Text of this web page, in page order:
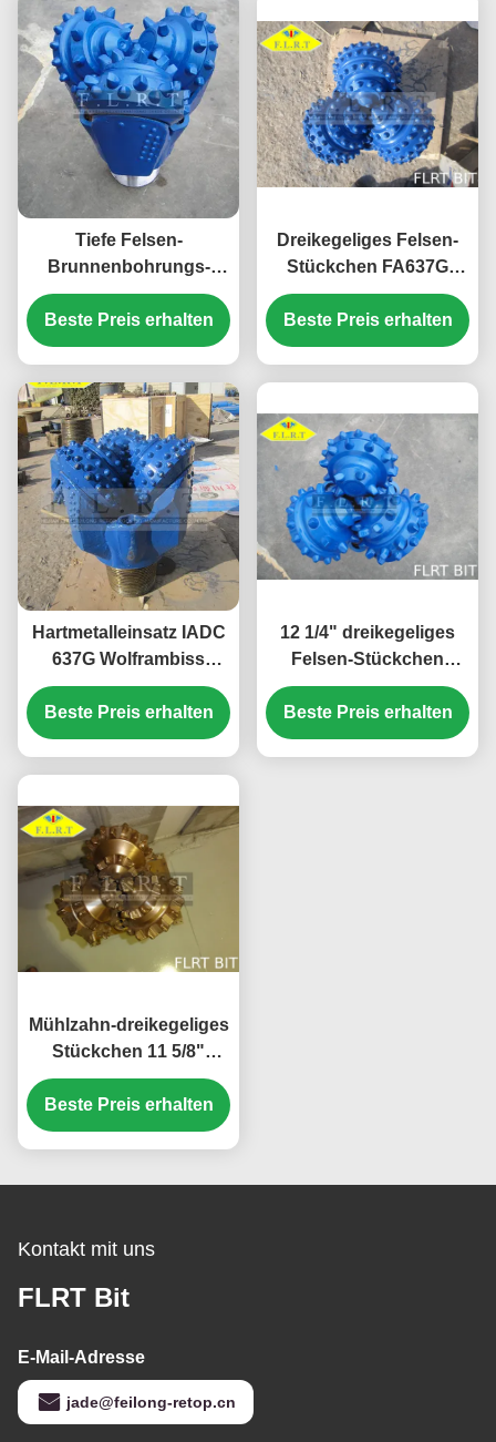
Tiefe Felsen-
Brunnenbohrungs-
Stückchen 12 1/4"
FA437G 6 5/8" API-
Ausrichtung PIN für
Beste Preis erhalten
Dreikegeliges Felsen-
Stückchen FA637G
311.2mm/Felsen-
Rollenmeißel für
geothermische
Beste Preis erhalten
Hartmetalleinsatz IADC
637G Wolframbiss
Bergbau-Werkzeug-
Teile für harte Bildung
Beste Preis erhalten
12 1/4" dreikegeliges
Felsen-Stückchen
311.2mm FG435G für
Wasser-
Brunnenbohrung ISO
Beste Preis erhalten
Mühlzahn-dreikegeliges
Stückchen 11 5/8"
FA137 für Öl-/Gas-
Brunnenbohrung
Beste Preis erhalten
Kontakt mit uns
FLRT Bit
E-Mail-Adresse
jade@feilong-retop.cn